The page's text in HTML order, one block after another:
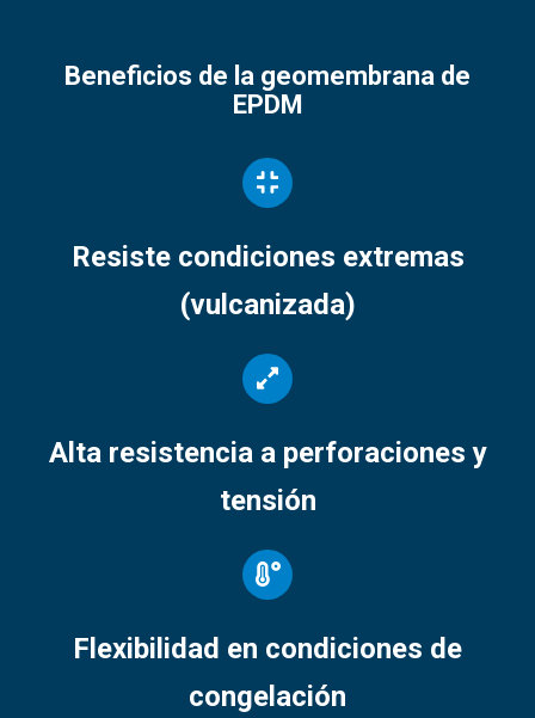
Beneficios de la geomembrana de
EPDM
Resiste condiciones extremas
(vulcanizada)
Alta resistencia a perforaciones y
tensión
Flexibilidad en condiciones de
congelación